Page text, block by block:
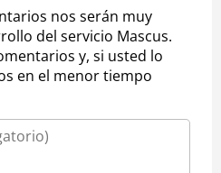
nos serán muy
del servicio Mascus.
y, si usted lo
en el menor tiempo